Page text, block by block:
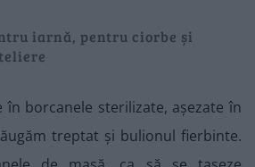
iarnă, pentru ciorbe și
în borcanele sterilizate, așezate în
treptat și bulionul fierbinte.